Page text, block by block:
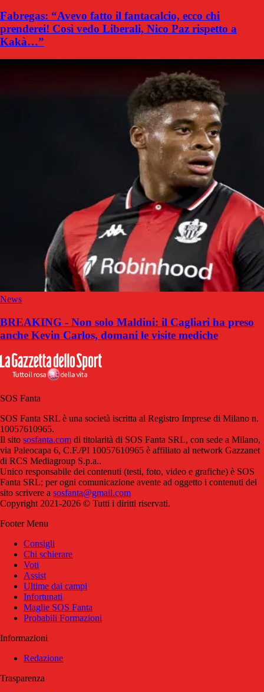
Fabregas: “Avevo fatto il fantacalcio, ecco chi
prenderei! Così vedo Liberali, Nico Paz rispetto a
Kakà…”
News
BREAKING - Non solo Maldini: il Cagliari ha preso
anche Kevin Carlos, domani le visite mediche
SOS Fanta
SOS Fanta SRL è una società iscritta al Registro Imprese di Milano n.
10057610965.
Il sito sosfanta.com di titolarità di SOS Fanta SRL, con sede a Milano,
via Paleocapa 6, C.F./PI 10057610965 è affiliato al network Gazzanet
di RCS Mediagroup S.p.a..
Unico responsabile dei contenuti (testi, foto, video e grafiche) è SOS
Fanta SRL; per ogni comunicazione avente ad oggetto i contenuti del
sito scrivere a sosfanta@gmail.com
Copyright 2021-2026 © Tutti i diritti riservati.
Footer Menu
Consigli
Chi schierare
Voti
Assist
Ultime dai campi
Infortunati
Maglie SOS Fanta
Probabili Formazioni
Informazioni
Redazione
Trasparenza